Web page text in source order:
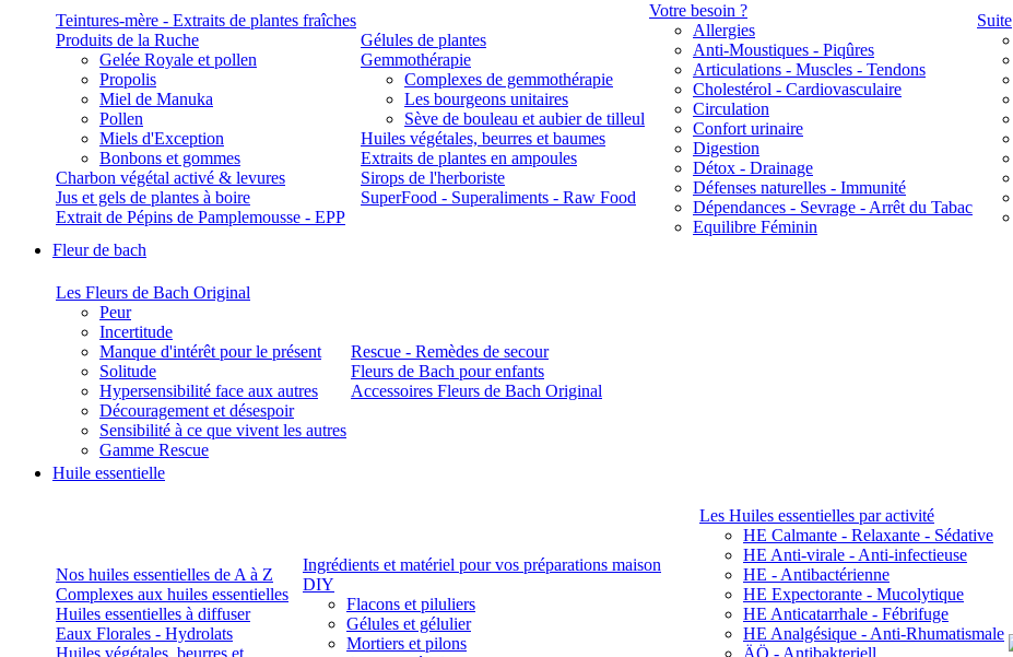
Teintures-mère - Extraits de plantes fraîches
Produits de la Ruche
Gelée Royale et pollen
Propolis
Miel de Manuka
Pollen
Miels d'Exception
Bonbons et gommes
Charbon végétal activé & levures
Jus et gels de plantes à boire
Extrait de Pépins de Pamplemousse - EPP
Gélules de plantes
Gemmothérapie
Complexes de gemmothérapie
Les bourgeons unitaires
Sève de bouleau et aubier de tilleul
Huiles végétales, beurres et baumes
Extraits de plantes en ampoules
Sirops de l'herboriste
SuperFood - Superaliments - Raw Food
Votre besoin ?
Allergies
Anti-Moustiques - Piqûres
Articulations - Muscles - Tendons
Cholestérol - Cardiovasculaire
Circulation
Confort urinaire
Digestion
Détox - Drainage
Défenses naturelles - Immunité
Dépendances - Sevrage - Arrêt du Tabac
Equilibre Féminin
Suite
Fleur de bach
Les Fleurs de Bach Original
Peur
Incertitude
Manque d'intérêt pour le présent
Solitude
Hypersensibilité face aux autres
Découragement et désespoir
Sensibilité à ce que vivent les autres
Gamme Rescue
Rescue - Remèdes de secour
Fleurs de Bach pour enfants
Accessoires Fleurs de Bach Original
Huile essentielle
Nos huiles essentielles de A à Z
Complexes aux huiles essentielles
Huiles essentielles à diffuser
Eaux Florales - Hydrolats
Ingrédients et matériel pour vos préparations maison
DIY
Flacons et piluliers
Gélules et gélulier
Mortiers et pilons
Les Huiles essentielles par activité
HE Calmante - Relaxante - Sédative
HE Anti-virale - Anti-infectieuse
HE - Antibactérienne
HE Expectorante - Mucolytique
HE Anticatarrhale - Fébrifuge
HE Analgésique - Anti-Rhumatismale